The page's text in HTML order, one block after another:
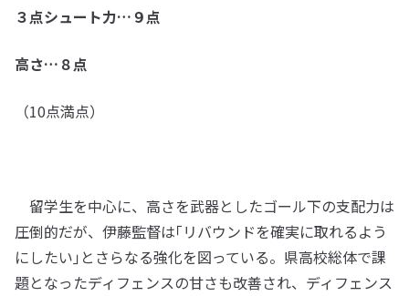
３点シュート力…９点
高さ…８点
（10点満点）
留学生を中心に、高さを武器としたゴール下の支配力は
圧倒的だが、伊藤監督は｢リバウンドを確実に取れるよう
にしたい｣とさらなる強化を図っている。県高校総体で課
題となったディフェンスの甘さも改善され、ディフェンス